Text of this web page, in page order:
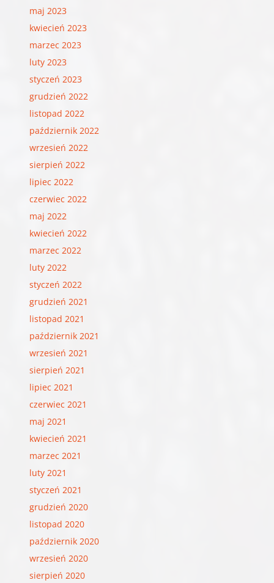
maj 2023
kwiecień 2023
marzec 2023
luty 2023
styczeń 2023
grudzień 2022
listopad 2022
październik 2022
wrzesień 2022
sierpień 2022
lipiec 2022
czerwiec 2022
maj 2022
kwiecień 2022
marzec 2022
luty 2022
styczeń 2022
grudzień 2021
listopad 2021
październik 2021
wrzesień 2021
sierpień 2021
lipiec 2021
czerwiec 2021
maj 2021
kwiecień 2021
marzec 2021
luty 2021
styczeń 2021
grudzień 2020
listopad 2020
październik 2020
wrzesień 2020
sierpień 2020